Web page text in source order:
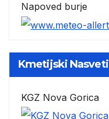
Napoved burje
Kmetijski Nasveti
KGZ Nova Gorica